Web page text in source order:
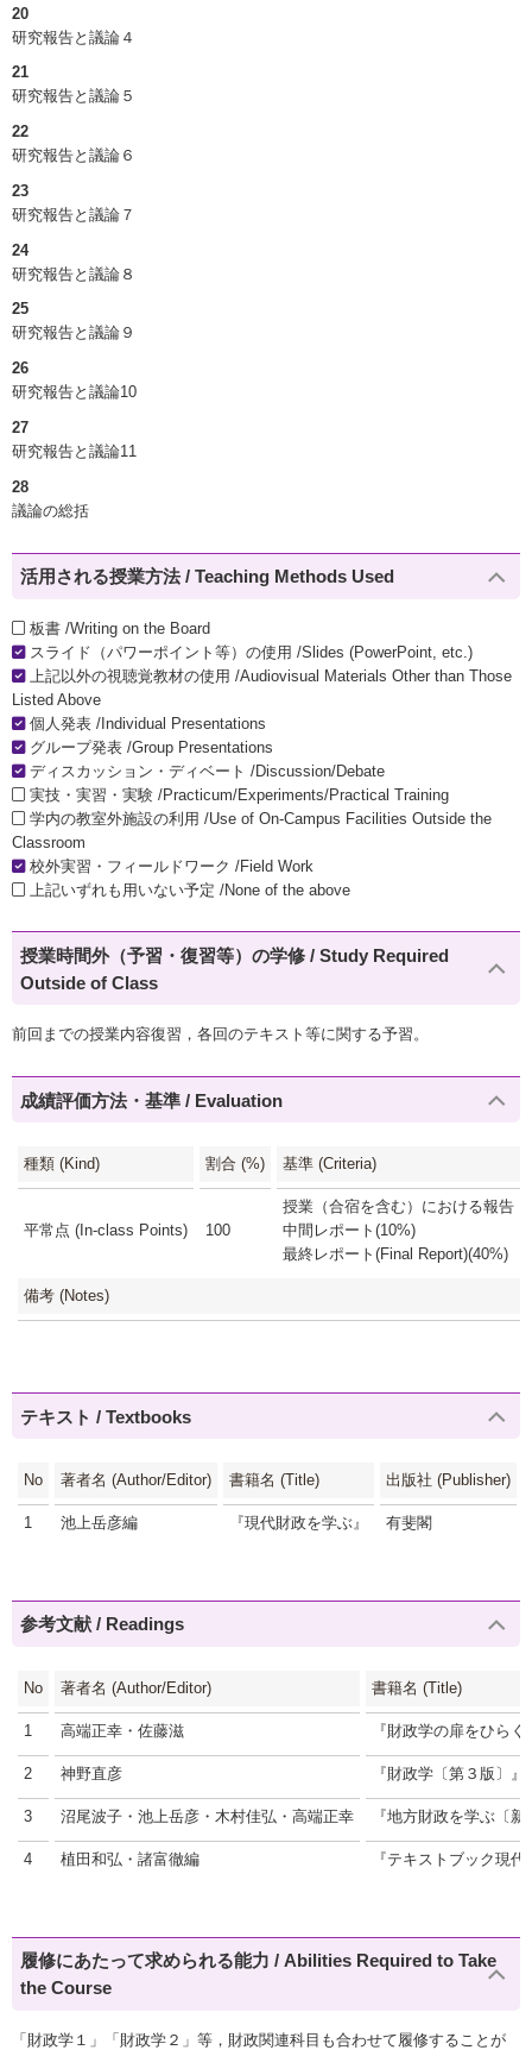
20
研究報告と議論４
21
研究報告と議論５
22
研究報告と議論６
23
研究報告と議論７
24
研究報告と議論８
25
研究報告と議論９
26
研究報告と議論10
27
研究報告と議論11
28
議論の総括
活用される授業方法 / Teaching Methods Used
板書 /Writing on the Board
スライド（パワーポイント等）の使用 /Slides (PowerPoint, etc.)
上記以外の視聴覚教材の使用 /Audiovisual Materials Other than Those
Listed Above
個人発表 /Individual Presentations
グループ発表 /Group Presentations
ディスカッション・ディベート /Discussion/Debate
実技・実習・実験 /Practicum/Experiments/Practical Training
学内の教室外施設の利用 /Use of On-Campus Facilities Outside the
Classroom
校外実習・フィールドワーク /Field Work
上記いずれも用いない予定 /None of the above
授業時間外（予習・復習等）の学修 / Study Required
Outside of Class
前回までの授業内容復習，各回のテキスト等に関する予習。
成績評価方法・基準 / Evaluation
種類 (Kind) 割合 (%) 基準 (Criteria)
平常点 (In-class Points) 100
授業（合宿を含む）における報告
中間レポート(10%)
最終レポート(Final Report)(40%)
備考 (Notes)
テキスト / Textbooks
No 著者名 (Author/Editor) 書籍名 (Title) 出版社 (Publisher)
1 池上岳彦編 『現代財政を学ぶ』 有斐閣
参考文献 / Readings
No 著者名 (Author/Editor) 書籍名 (Title)
1 高端正幸・佐藤滋 『財政学の扉をひらく
2 神野直彦 『財政学〔第３版〕』
3 沼尾波子・池上岳彦・木村佳弘・高端正幸 『地方財政を学ぶ〔新
4 植田和弘・諸富徹編 『テキストブック現
履修にあたって求められる能力 / Abilities Required to Take
the Course
「財政学１」「財政学２」等，財政関連科目も合わせて履修することが